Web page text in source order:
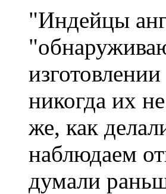
"Индейцы
никогда их
же, как
наблюдаем
думали